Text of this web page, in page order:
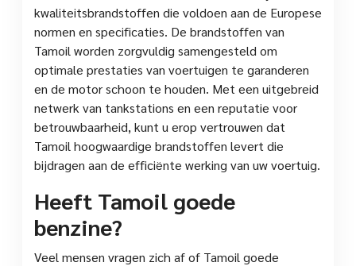
kwaliteitsbrandstoffen die voldoen aan de Europese
normen en specificaties. De brandstoffen van
Tamoil worden zorgvuldig samengesteld om
optimale prestaties van voertuigen te garanderen
en de motor schoon te houden. Met een uitgebreid
netwerk van tankstations en een reputatie voor
betrouwbaarheid, kunt u erop vertrouwen dat
Tamoil hoogwaardige brandstoffen levert die
bijdragen aan de efficiënte werking van uw voertuig.
Heeft Tamoil goede
benzine?
Veel mensen vragen zich af of Tamoil goede